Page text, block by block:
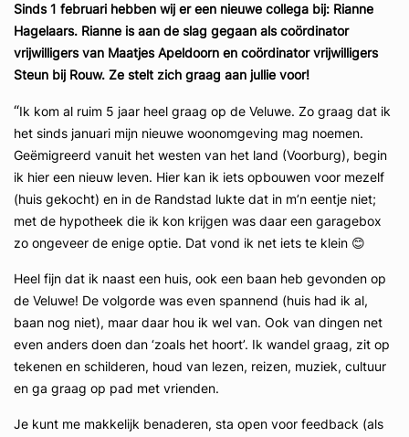
Sinds 1 februari hebben wij er een nieuwe collega bij: Rianne
Hagelaars. Rianne is aan de slag gegaan als coördinator
vrijwilligers van Maatjes Apeldoorn en coördinator vrijwilligers
Steun bij Rouw. Ze stelt zich graag aan jullie voor!
“Ik kom al ruim 5 jaar heel graag op de Veluwe. Zo graag dat ik
het sinds januari mijn nieuwe woonomgeving mag noemen.
Geëmigreerd vanuit het westen van het land (Voorburg), begin
ik hier een nieuw leven. Hier kan ik iets opbouwen voor mezelf
(huis gekocht) en in de Randstad lukte dat in m’n eentje niet;
met de hypotheek die ik kon krijgen was daar een garagebox
zo ongeveer de enige optie. Dat vond ik net iets te klein 😊
Heel fijn dat ik naast een huis, ook een baan heb gevonden op
de Veluwe! De volgorde was even spannend (huis had ik al,
baan nog niet), maar daar hou ik wel van. Ook van dingen net
even anders doen dan ‘zoals het hoort’. Ik wandel graag, zit op
tekenen en schilderen, houd van lezen, reizen, muziek, cultuur
en ga graag op pad met vrienden.
Je kunt me makkelijk benaderen, sta open voor feedback (als